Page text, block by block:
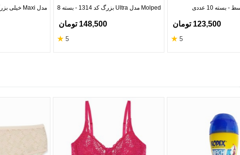
123,500 تومان
5
★
Molped مدل Ultra بزرگ کد 1314 - بسته 8
148,500 تومان
5
★
مدل Maxi خیلی بزرگ - بسته 7 عددی